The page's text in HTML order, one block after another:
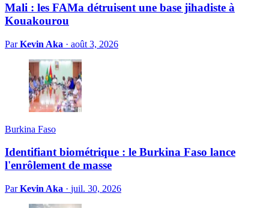
Mali : les FAMa détruisent une base jihadiste à
Kouakourou
ParKevin Aka · août 3, 2026
Burkina Faso
Identifiant biométrique : le Burkina Faso lance
l'enrôlement de masse
ParKevin Aka · juil. 30, 2026